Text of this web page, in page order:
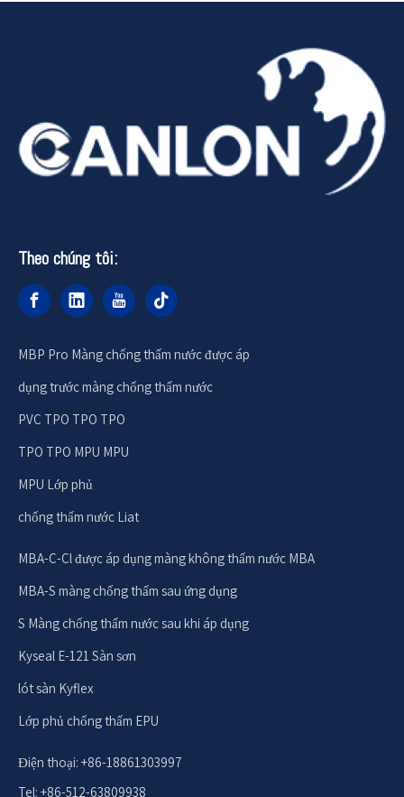
Theo chúng tôi:
MBP Pro Màng chống thấm nước được áp
dụng trước màng chống thấm nước
PVC TPO TPO TPO
TPO TPO MPU MPU
MPU Lớp phủ
chống thấm nước Liat
MBA-C-Cl được áp dụng màng không thấm nước MBA
MBA-S màng chống thấm sau ứng dụng
S Màng chống thấm nước sau khi áp dụng
Kyseal E-121 Sàn sơn
lót sàn Kyflex
Lớp phủ chống thấm EPU
Điện thoại: +86-18861303997
Tel: +86-512-63809938